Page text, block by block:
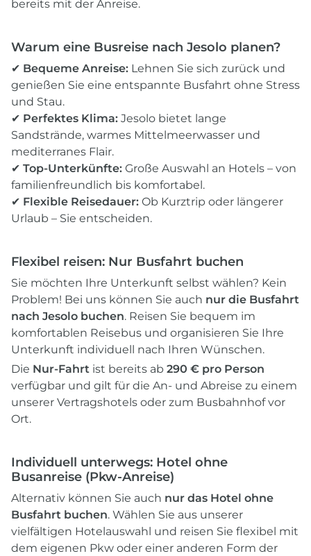
bereits mit der Anreise.
Warum eine Busreise nach Jesolo planen?
✔ Bequeme Anreise: Lehnen Sie sich zurück und
genießen Sie eine entspannte Busfahrt ohne Stress
und Stau.
✔ Perfektes Klima: Jesolo bietet lange
Sandstrände, warmes Mittelmeerwasser und
mediterranes Flair.
✔ Top-Unterkünfte: Große Auswahl an Hotels – von
familienfreundlich bis komfortabel.
✔ Flexible Reisedauer: Ob Kurztrip oder längerer
Urlaub – Sie entscheiden.
Flexibel reisen: Nur Busfahrt buchen
Sie möchten Ihre Unterkunft selbst wählen? Kein
Problem! Bei uns können Sie auch nur die Busfahrt
nach Jesolo buchen. Reisen Sie bequem im
komfortablen Reisebus und organisieren Sie Ihre
Unterkunft individuell nach Ihren Wünschen.
Die Nur-Fahrt ist bereits ab 290 € pro Person
verfügbar und gilt für die An- und Abreise zu einem
unserer Vertragshotels oder zum Busbahnhof vor
Ort.
Individuell unterwegs: Hotel ohne
Busanreise (Pkw-Anreise)
Alternativ können Sie auch nur das Hotel ohne
Busfahrt buchen. Wählen Sie aus unserer
vielfältigen Hotelauswahl und reisen Sie flexibel mit
dem eigenen Pkw oder einer anderen Form der